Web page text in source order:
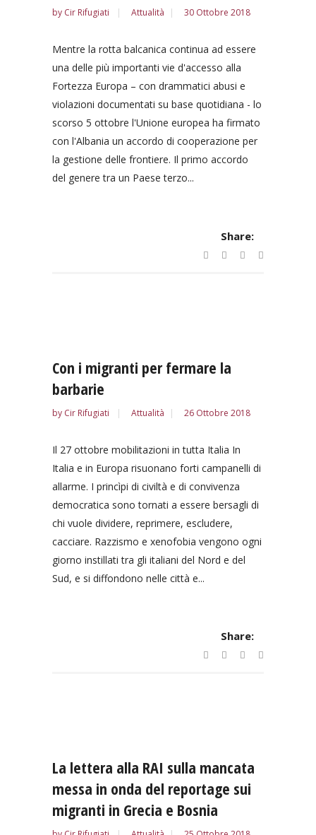
by Cir Rifugiati Attualità 30 Ottobre 2018
Mentre la rotta balcanica continua ad essere
una delle più importanti vie d'accesso alla
Fortezza Europa – con drammatici abusi e
violazioni documentati su base quotidiana - lo
scorso 5 ottobre l'Unione europea ha firmato
con l'Albania un accordo di cooperazione per
la gestione delle frontiere. Il primo accordo
del genere tra un Paese terzo...
Share:
Con i migranti per fermare la
barbarie
by Cir Rifugiati Attualità 26 Ottobre 2018
Il 27 ottobre mobilitazioni in tutta Italia In
Italia e in Europa risuonano forti campanelli di
allarme. I princìpi di civiltà e di convivenza
democratica sono tornati a essere bersagli di
chi vuole dividere, reprimere, escludere,
cacciare. Razzismo e xenofobia vengono ogni
giorno instillati tra gli italiani del Nord e del
Sud, e si diffondono nelle città e...
Share:
La lettera alla RAI sulla mancata
messa in onda del reportage sui
migranti in Grecia e Bosnia